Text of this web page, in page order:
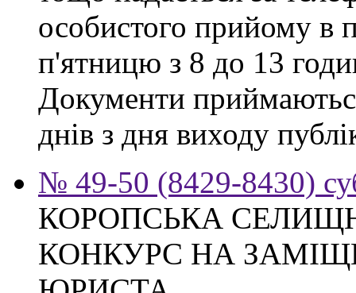
особистого прийому в
п'ятницю з 8 до 13
Документи
днів з дня виходу
№ 49-50 (8429-8430)
КОРОПСЬКА
КОНКУРС НА